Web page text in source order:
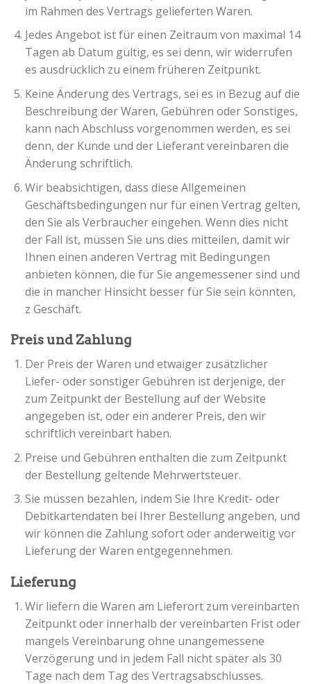
im Rahmen des Vertrags gelieferten Waren.
Jedes Angebot ist für einen Zeitraum von maximal 14
Tagen ab Datum gültig, es sei denn, wir widerrufen
es ausdrücklich zu einem früheren Zeitpunkt.
Keine Änderung des Vertrags, sei es in Bezug auf die
Beschreibung der Waren, Gebühren oder Sonstiges,
kann nach Abschluss vorgenommen werden, es sei
denn, der Kunde und der Lieferant vereinbaren die
Änderung schriftlich.
Wir beabsichtigen, dass diese Allgemeinen
Geschäftsbedingungen nur für einen Vertrag gelten,
den Sie als Verbraucher eingehen. Wenn dies nicht
der Fall ist, müssen Sie uns dies mitteilen, damit wir
Ihnen einen anderen Vertrag mit Bedingungen
anbieten können, die für Sie angemessener sind und
die in mancher Hinsicht besser für Sie sein könnten,
z Geschäft.
Preis und Zahlung
Der Preis der Waren und etwaiger zusätzlicher
Liefer- oder sonstiger Gebühren ist derjenige, der
zum Zeitpunkt der Bestellung auf der Website
angegeben ist, oder ein anderer Preis, den wir
schriftlich vereinbart haben.
Preise und Gebühren enthalten die zum Zeitpunkt
der Bestellung geltende Mehrwertsteuer.
Sie müssen bezahlen, indem Sie Ihre Kredit- oder
Debitkartendaten bei Ihrer Bestellung angeben, und
wir können die Zahlung sofort oder anderweitig vor
Lieferung der Waren entgegennehmen.
Lieferung
Wir liefern die Waren am Lieferort zum vereinbarten
Zeitpunkt oder innerhalb der vereinbarten Frist oder
mangels Vereinbarung ohne unangemessene
Verzögerung und in jedem Fall nicht später als 30
Tage nach dem Tag des Vertragsabschlusses.